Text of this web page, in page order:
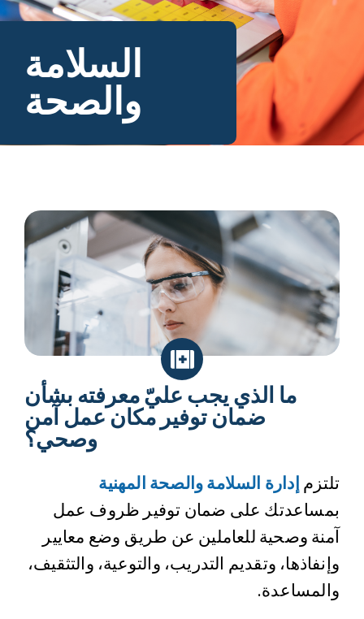
السلامة
والصحة
ما الذي يجب عليّ معرفته بشأن
ضمان توفير مكان عمل آمن
وصحي؟
تلتزم إدارة السلامة والصحة المهنية
بمساعدتك على ضمان توفير ظروف عمل
آمنة وصحية للعاملين عن طريق وضع معايير
وإنفاذها، وتقديم التدريب، والتوعية، والتثقيف،
والمساعدة.